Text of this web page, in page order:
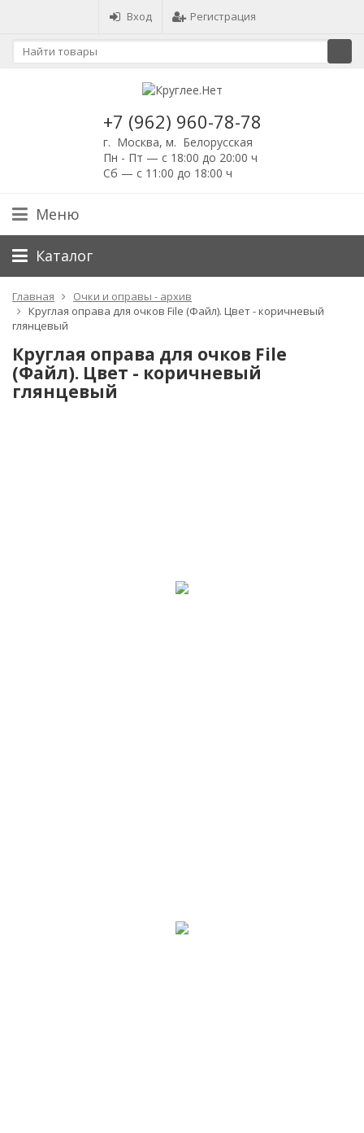
Вход Регистрация
+7 (962) 960-78-78
г. Москва, м. Белорусская
Пн - Пт — с 18:00 до 20:00 ч
Сб — с 11:00 до 18:00 ч
Меню
Каталог
Главная
Очки и оправы - архив
Круглая оправа для очков File (Файл). Цвет - коричневый
глянцевый
Круглая оправа для очков File
(Файл). Цвет - коричневый
глянцевый